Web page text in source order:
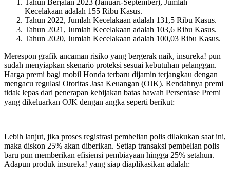
Kecelakaan adalah 155 Ribu Kasus.
Tahun 2022, Jumlah Kecelakaan adalah 131,5 Ribu Kasus.
Tahun 2021, Jumlah Kecelakaan adalah 103,6 Ribu Kasus.
Tahun 2020, Jumlah Kecelakaan adalah 100,03 Ribu Kasus.
Merespon grafik ancaman risiko yang bergerak naik, insureka! pun
sudah menyiapkan skenario proteksi sesuai kebutuhan pelanggan.
Harga premi bagi mobil Honda terbaru dijamin terjangkau dengan
mengacu regulasi Otoritas Jasa Keuangan (OJK). Rendahnya premi
tidak lepas dari penerapan kebijakan batas bawah Persentase Premi
yang dikeluarkan OJK dengan angka seperti berikut:
Lebih lanjut, jika proses registrasi pembelian polis dilakukan saat ini,
maka diskon 25% akan diberikan. Setiap transaksi pembelian polis
baru pun memberikan efisiensi pembiayaan hingga 25% setahun.
Adapun produk insureka! yang siap diaplikasikan adalah: